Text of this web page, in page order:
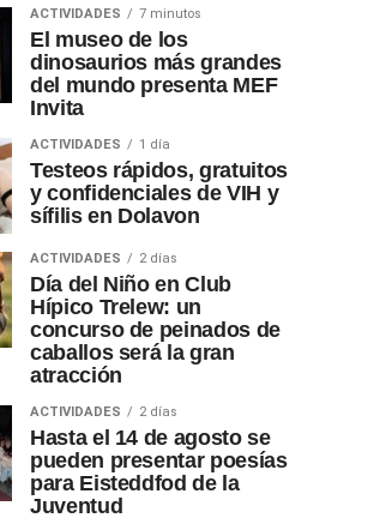
ACTIVIDADES 7 minutos
El museo de los
dinosaurios más grandes
del mundo presenta MEF
Invita
ACTIVIDADES 1 día
Testeos rápidos, gratuitos
y confidenciales de VIH y
sífilis en Dolavon
ACTIVIDADES 2 días
Día del Niño en Club
Hípico Trelew: un
concurso de peinados de
caballos será la gran
atracción
ACTIVIDADES 2 días
Hasta el 14 de agosto se
pueden presentar poesías
para Eisteddfod de la
Juventud